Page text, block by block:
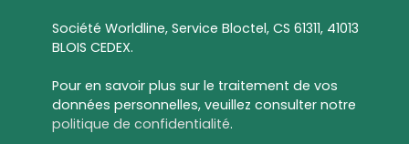
Société Worldline, Service Bloctel, CS 61311, 41013
BLOIS CEDEX.
Pour en savoir plus sur le traitement de vos
données personnelles, veuillez consulter notre
politique de confidentialité.